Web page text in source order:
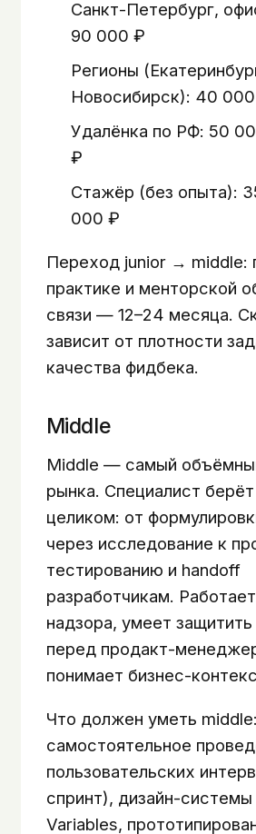
Санкт-Петербург,
90 000 ₽
Регионы
Новосибирск): 40
Удалёнка по РФ: 50
₽
Стажёр (без опыта):
000 ₽
Переход junior → middle:
практике и менторской
связи — 12–24 месяца.
зависит от плотности
качества фидбека.
Middle
Middle — самый
рынка. Специалист
целиком: от
через исследование к
тестированию и handoff
разработчикам.
надзора, умеет
перед продакт-
понимает бизнес-
Что должен уметь middle:
самостоятельное
пользовательских
спринт), дизайн-системы
Variables,